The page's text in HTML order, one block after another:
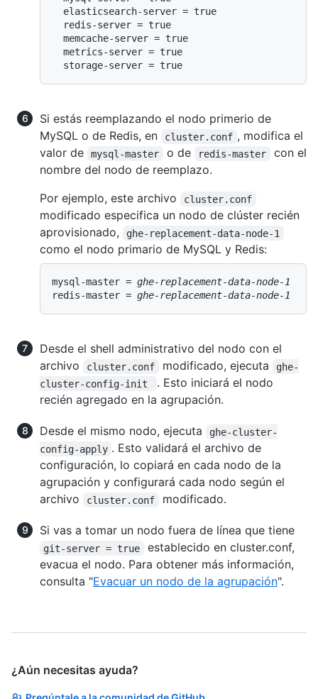
  elasticsearch-server = true
  redis-server = true
  memcache-server = true
  metrics-server = true
Si estás reemplazando el nodo primerio de
MySQL o de Redis, en
cluster.conf , modifica el
valor de
mysql-master o de redis-master
con el
nombre del nodo de reemplazo.
Por ejemplo, este archivo
cluster.conf
modificado especifica un nodo de clúster recién
aprovisionado,
ghe-replacement-data-node-1
como el nodo primario de MySQL y Redis:
mysql-master = ghe-replacement-data-node-1
redis-master = ghe-replacement-data-node-1
Desde el shell administrativo del nodo con el
archivo
cluster.conf modificado, ejecuta
ghe-
cluster-config-init
. Esto iniciará el nodo
recién agregado en la agrupación.
Desde el mismo nodo, ejecuta
ghe-cluster-
config-apply . Esto validará el archivo de
configuración, lo copiará en cada nodo de la
agrupación y configurará cada nodo según el
archivo
cluster.conf modificado.
Si vas a tomar un nodo fuera de línea que tiene
git-server = true
establecido en cluster.conf,
evacua el nodo. Para obtener más información,
consulta "Evacuar un nodo de la agrupación".
¿Aún necesitas ayuda?